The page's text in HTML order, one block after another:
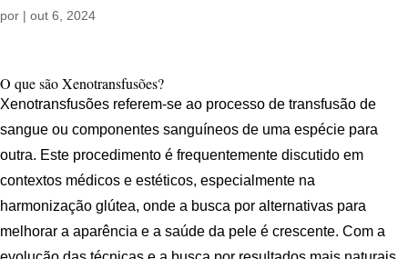
por | out 6, 2024
O que são Xenotransfusões?
Xenotransfusões referem-se ao processo de transfusão de
sangue ou componentes sanguíneos de uma espécie para
outra. Este procedimento é frequentemente discutido em
contextos médicos e estéticos, especialmente na
harmonização glútea, onde a busca por alternativas para
melhorar a aparência e a saúde da pele é crescente. Com a